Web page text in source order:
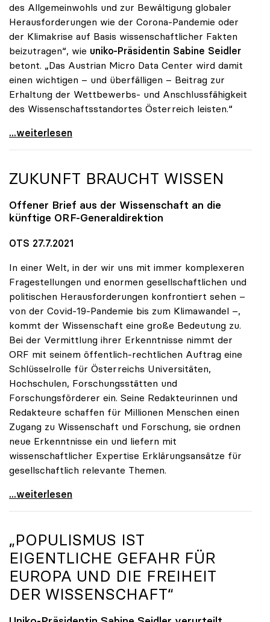
des Allgemeinwohls und zur Bewältigung globaler
Herausforderungen wie der Corona-Pandemie oder
der Klimakrise auf Basis wissenschaftlicher Fakten
beizutragen“, wie uniko-Präsidentin Sabine Seidler
betont. „Das Austrian Micro Data Center wird damit
einen wichtigen – und überfälligen – Beitrag zur
Erhaltung der Wettbewerbs- und Anschlussfähigkeit
des Wissenschaftsstandortes Österreich leisten.“
uniko-Präsidentin Seidler: Austrian Micro Data
...weiterlesen
ZUKUNFT BRAUCHT WISSEN
Offener Brief aus der Wissenschaft an die
künftige ORF-Generaldirektion
OTS 27.7.2021
In einer Welt, in der wir uns mit immer komplexeren
Fragestellungen und enormen gesellschaftlichen und
politischen Herausforderungen konfrontiert sehen –
von der Covid-19-Pandemie bis zum Klimawandel –,
kommt der Wissenschaft eine große Bedeutung zu.
Bei der Vermittlung ihrer Erkenntnisse nimmt der
ORF mit seinem öffentlich-rechtlichen Auftrag eine
Schlüsselrolle für Österreichs Universitäten,
Hochschulen, Forschungsstätten und
Forschungsförderer ein. Seine Redakteurinnen und
Redakteure schaffen für Millionen Menschen einen
Zugang zu Wissenschaft und Forschung, sie ordnen
neue Erkenntnisse ein und liefern mit
wissenschaftlicher Expertise Erklärungsansätze für
gesellschaftlich relevante Themen.
Zukunft braucht Wissen
...weiterlesen
„POPULISMUS IST
EIGENTLICHE GEFAHR FÜR
EUROPA UND DIE FREIHEIT
DER WISSENSCHAFT“